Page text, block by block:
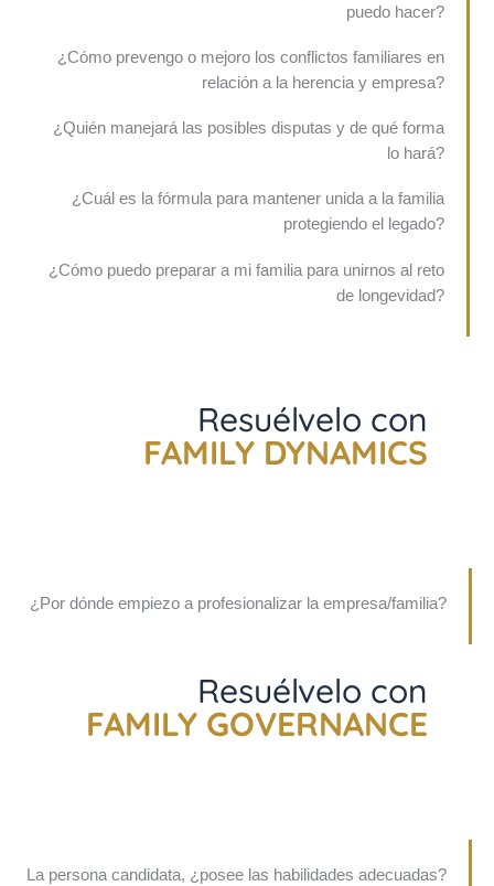
puedo hacer?
¿Cómo prevengo o mejoro los conflictos familiares en
relación a la herencia y empresa?
¿Quién manejará las posibles disputas y de qué forma
lo hará?
¿Cuál es la fórmula para mantener unida a la familia
protegiendo el legado?
¿Cómo puedo preparar a mi familia para unirnos al reto
de longevidad?
Resuélvelo con
FAMILY DYNAMICS
¿Por dónde empiezo a profesionalizar la empresa/familia?
Resuélvelo con
FAMILY GOVERNANCE
La persona candidata, ¿posee las habilidades adecuadas?